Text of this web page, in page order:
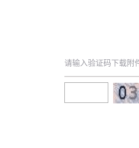
请输入验证码下载附